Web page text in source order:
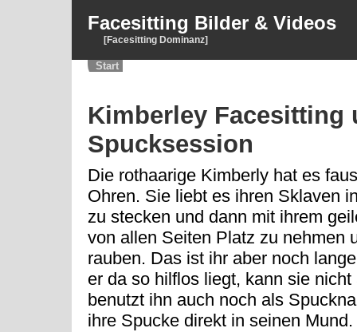
Facesitting Bilder & Videos
[Facesitting Dominanz]
Start
Kimberley Facesitting
Spucksession
Die rothaarige Kimberly hat es
Ohren. Sie liebt es ihren Sklaven
zu stecken und dann mit ihrem
von allen Seiten Platz zu nehmen
rauben. Das ist ihr aber noch
er da so hilflos liegt, kann sie nicht
benutzt ihn auch noch als
ihre Spucke direkt in seinen Mund.